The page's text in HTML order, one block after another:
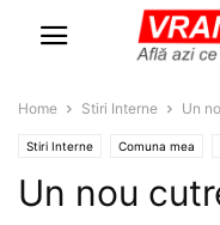
Home Stiri Interne Un
Stiri Interne Comuna mea
Un nou